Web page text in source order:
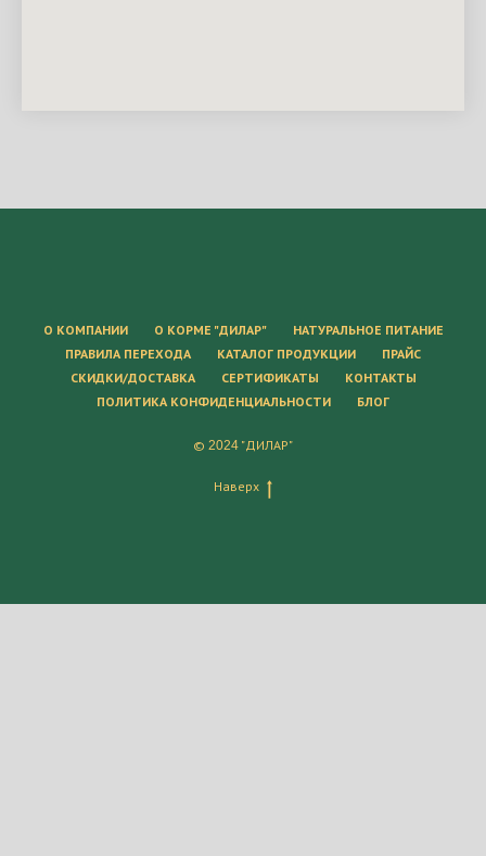
О КОМПАНИИ О КОРМЕ "ДИЛАР"
НАТУРАЛЬНОЕ ПИТАНИЕ
ПРАВИЛА ПЕРЕХОДА
КАТАЛОГ ПРОДУКЦИИ
ПРАЙС
СКИДКИ/ДОСТАВКА
СЕРТИФИКАТЫ
КОНТАКТЫ
ПОЛИТИКА КОНФИДЕНЦИАЛЬНОСТИ
БЛОГ
© 2024 "ДИЛАР"
Наверх